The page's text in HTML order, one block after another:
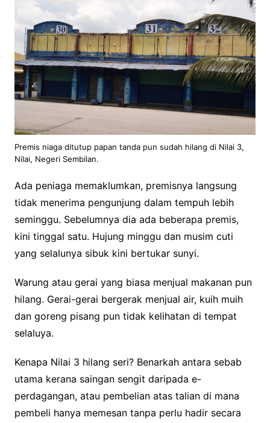
Premis niaga ditutup papan tanda pun sudah hilang di Nilai 3,
Nilai, Negeri Sembilan.
Ada peniaga memaklumkan, premisnya langsung
tidak menerima pengunjung dalam tempuh lebih
seminggu. Sebelumnya dia ada beberapa premis,
kini tinggal satu. Hujung minggu dan musim cuti
yang selalunya sibuk kini bertukar sunyi.
Warung atau gerai yang biasa menjual makanan pun
hilang. Gerai-gerai bergerak menjual air, kuih muih
dan goreng pisang pun tidak kelihatan di tempat
selaluya.
Kenapa Nilai 3 hilang seri? Benarkah antara sebab
utama kerana saingan sengit daripada e-
perdagangan, atau pembelian atas talian di mana
pembeli hanya memesan tanpa perlu hadir secara